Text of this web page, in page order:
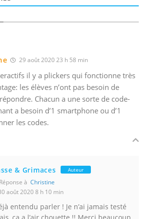
29 août 2020 23 h 58 min
il y a plickers qui fonctionne très
les élèves n’ont pas besoin de
Chacun a une sorte de code-
a besoin d’1 smartphone ou d’1
les codes.
& Grimaces Auteur
Réponse àChristine
août 2020 8 h 10 min
entendu parler ! Je n’ai jamais testé
ça a l’air chouette !! Merci beaucoup